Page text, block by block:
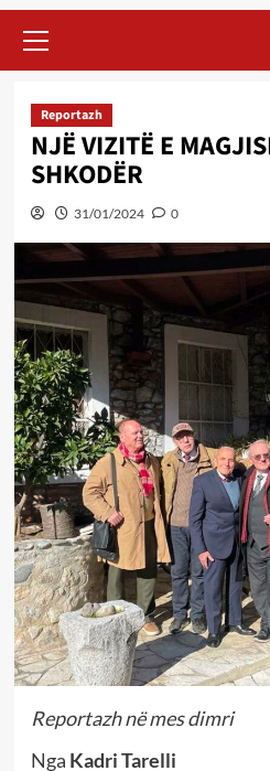
Menu
Reportazh
NJË VIZITË E
SHKODËR
31/01/2024 0
Reportazh në mes dimri
Nga Kadri Tarelli